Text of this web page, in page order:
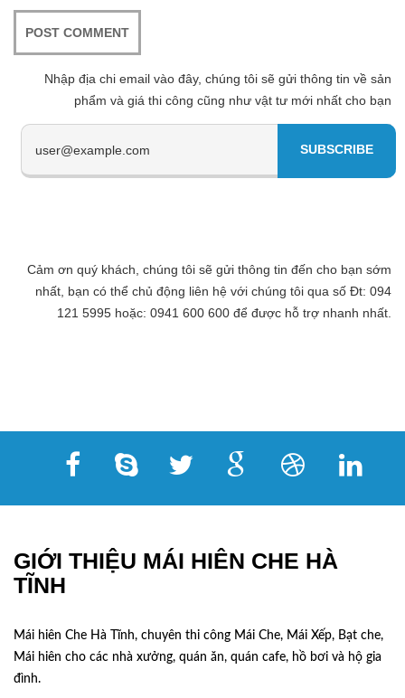
Nhập địa chi email vào đây, chúng tôi sẽ gửi thông tin về sản
phẩm và giá thi công cũng như vật tư mới nhất cho bạn
Cảm ơn quý khách, chúng tôi sẽ gửi thông tin đến cho bạn sớm
nhất, bạn có thể chủ động liên hệ với chúng tôi qua số Đt: 094
121 5995 hoặc: 0941 600 600 để được hỗ trợ nhanh nhất.
GIỚI THIỆU MÁI HIÊN CHE HÀ
TĨNH
Mái hiên Che Hà Tĩnh, chuyên thi công Mái Che, Mái Xếp, Bạt che,
Mái hiên cho các nhà xưởng, quán ăn, quán cafe, hồ bơi và hộ gia
đình.